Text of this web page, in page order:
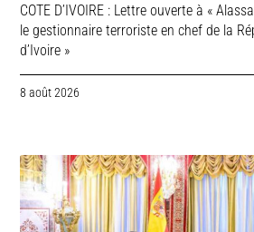
COTE D’IVOIRE : Lettre ouverte à «
le gestionnaire terroriste en chef de la
d’Ivoire »
8 août 2026